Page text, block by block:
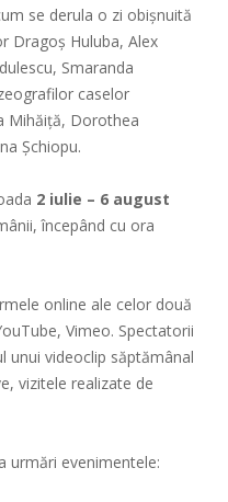
se derula o zi obișnuită
Dragoș Huluba, Alex
Smaranda
caselor
Mihăiță, Dorothea
Șchiopu.
2 iulie – 6 august
începând cu ora
online ale celor două
Vimeo. Spectatorii
unui videoclip săptămânal
vizitele realizate de
urmări evenimentele: